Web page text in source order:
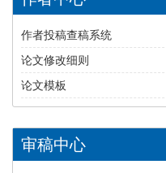
作者投稿查稿系统
论文修改细则
论文模板
审稿中心